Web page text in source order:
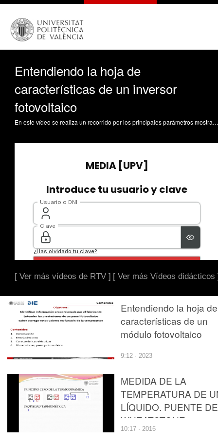
Entendiendo la hoja de
características de un inversor
fotovoltaico
En este vídeo se realiza un recorrido por los principales parámetros mostrados en la hoja de características de un inversor fotovoltaico comercial. Patrao Herrero, I. (2023). Entendiendo la hoja de características de un inversor fotovoltaico. https://riunet.upv.es/handle/10251/192432 DER
[ Ver más vídeos de RTV ] [ Ver más Vídeos didácticos
Entendiendo la hoja de
características de un
módulo fotovoltaico
9:12 · 2023
MEDIDA DE LA
TEMPERATURA DE
LÍQUIDO. PUENTE DE
WHEATSTONE
10:17 · 2016